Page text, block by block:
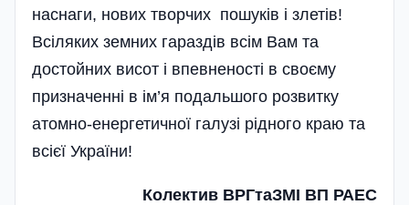
наснаги, нових творчих пошуків і злетів!
Всіляких земних гараздів всім Вам та
достойних висот і впевненості в своєму
призначенні в ім’я подальшого розвитку
атомно-енергетичної галузі рідного краю та
всієї України!
Колектив ВРГтаЗМІ ВП РАЕС